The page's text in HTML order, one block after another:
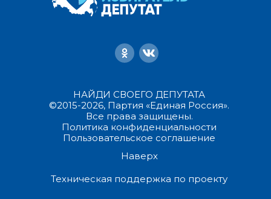
НАЙДИ СВОЕГО ДЕПУТАТА
©2015-2026, Партия «Единая Россия».
Все права защищены.
Политика конфиденциальности
Пользовательское соглашение
Наверх
Техническая поддержка по проекту